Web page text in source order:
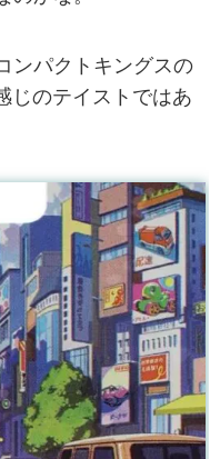
ンパクトキングスの
じのテイストではあ